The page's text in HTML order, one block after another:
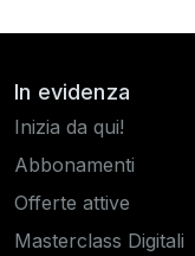
In evidenza
Inizia da qui!
Abbonamenti
Offerte attive
Masterclass Digitali